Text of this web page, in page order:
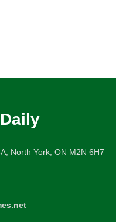
North York, ON M2N 6H7